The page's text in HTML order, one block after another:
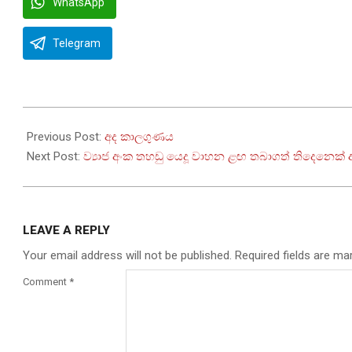
Telegram
03-
05
Previous Post: අද කාලගුණය
Next Post: ව්‍යාජ අංක තහඩු යෙදූ වාහන ළඟ තබාගත් තිදෙනෙක්
LEAVE A REPLY
Your email address will not be published. Required fields are
Comment *